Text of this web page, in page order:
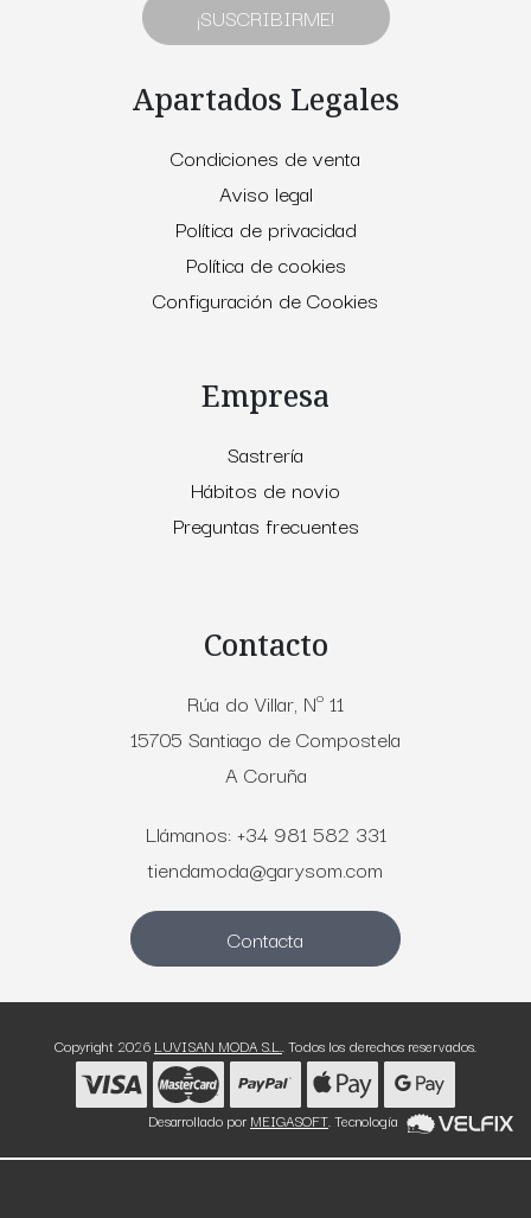
¡SUSCRIBIRME!
Apartados Legales
Condiciones de venta
Aviso legal
Política de privacidad
Política de cookies
Configuración de Cookies
Empresa
Sastrería
Hábitos de novio
Preguntas frecuentes
Contacto
Rúa do Villar, Nº 11
15705 Santiago de Compostela
A Coruña
Llámanos: +34 981 582 331
tiendamoda@garysom.com
Contacta
Copyright 2026 LUVISAN MODA S.L.. Todos los derechos reservados.
Desarrollado por MEIGASOFT. Tecnología